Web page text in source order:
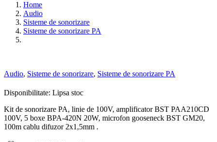
Home
Audio
Sisteme de sonorizare
Sisteme de sonorizare PA
Audio, Sisteme de sonorizare, Sisteme de sonorizare PA
Disponibilitate: Lipsa stoc
Kit de sonorizare PA, linie de 100V, amplificator BST PAA210CD
100V, 5 boxe BPA-420N 20W, microfon gooseneck BST GM20,
100m cablu difuzor 2x1,5mm .